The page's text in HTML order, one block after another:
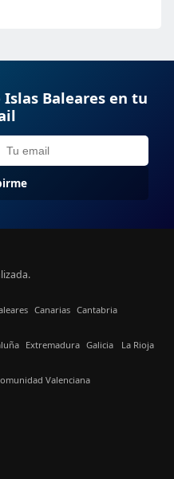
Baleares en tu
Canarias Cantabria
Extremadura Galicia La Rioja
Valenciana